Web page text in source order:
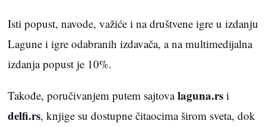
Isti popust, navode, važiće i na društvene igre u izdanju
Lagune i igre odabranih izdavača, a na multimedijalna
izdanja popust je 10%.
Takođe, poručivanjem putem sajtovalaguna.rs i
delfi.rs, knjige su dostupne čitaocima širom sveta, dok